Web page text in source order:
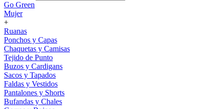
Go Green
Mujer
+
Ruanas
Ponchos y Capas
Chaquetas y Camisas
Tejido de Punto
Buzos y Cardigans
Sacos y Tapados
Faldas y Vestidos
Pantalones y Shorts
Bufandas y Chales